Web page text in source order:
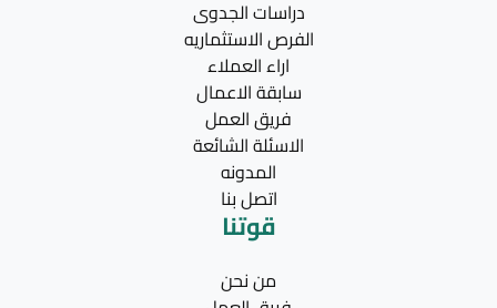
دراسات الجدوى
الفرص الاستثماريه
اراء العملاء
سابقة الاعمال
فريق العمل
الاسئلة الشائعة
المدونه
اتصل بنا
قوتنا
من نحن